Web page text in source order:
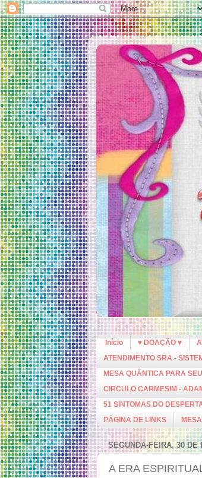
Início ♥ DOAÇÃO ♥
ATENDIMENTO SRA -
MESA QUÂNTICA PARA
CIRCULO CARMESIM -
51 SINTOMAS DO
PÁGINA DE LINKS
SEGUNDA-FEIRA, 30 DE
A ERA